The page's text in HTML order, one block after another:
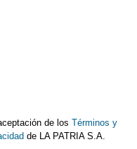
de losTérminos y
de LA PATRIA S.A.